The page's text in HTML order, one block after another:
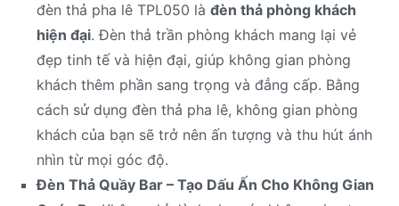
đèn thả pha lê TPL050 là đèn thả phòng khách
hiện đại. Đèn thả trần phòng khách mang lại vẻ
đẹp tinh tế và hiện đại, giúp không gian phòng
khách thêm phần sang trọng và đẳng cấp. Bằng
cách sử dụng đèn thả pha lê, không gian phòng
khách của bạn sẽ trở nên ấn tượng và thu hút ánh
nhìn từ mọi góc độ.
Đèn Thả Quầy Bar – Tạo Dấu Ấn Cho Không Gian